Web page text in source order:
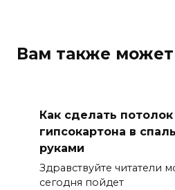
Вам также может
Как сделать потолок
гипсокартона в
руками
Здравствуйте читатели
сегодня пойдет